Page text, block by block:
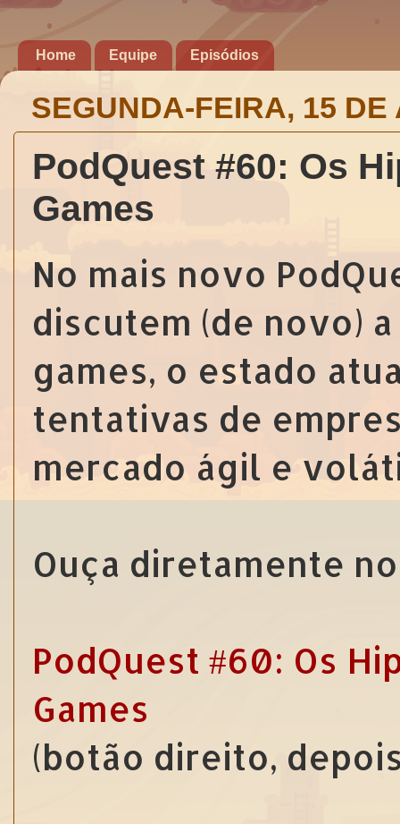
Home Equipe Episódios
SEGUNDA-FEIRA, 15 DE
PodQuest #60: Os
Games
No mais novo
discutem (de novo)
games, o estado
tentativas de
mercado ágil e
Ouça diretamente
PodQuest #60: Os
Games
(botão direito,